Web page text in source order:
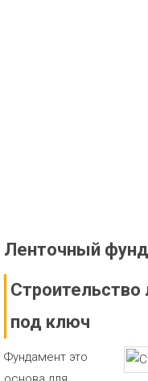
Ленточный
под ключ
Фундамент это